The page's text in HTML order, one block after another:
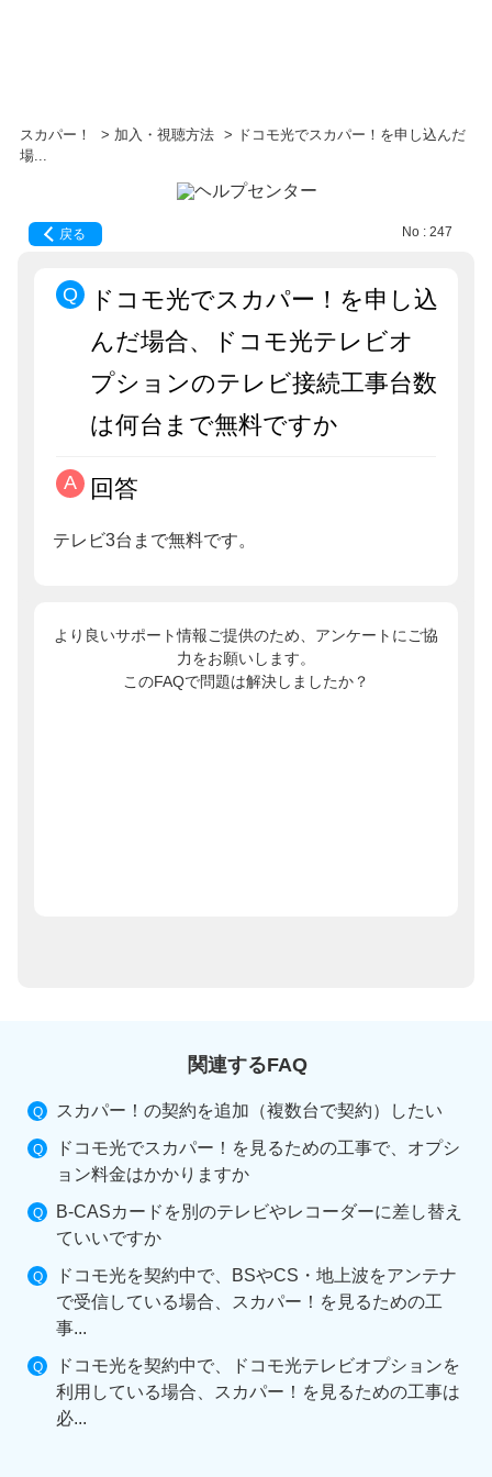
スカパー！ > 加入・視聴方法 > ドコモ光でスカパー！を申し込んだ
場...
戻る No : 247
ドコモ光でスカパー！を申し込
んだ場合、ドコモ光テレビオ
プションのテレビ接続工事台数
は何台まで無料ですか
回答
テレビ3台まで無料です。
より良いサポート情報ご提供のため、アンケートにご協
力をお願いします。
このFAQで問題は解決しましたか？
関連するFAQ
スカパー！の契約を追加（複数台で契約）したい
ドコモ光でスカパー！を見るための工事で、オプシ
ョン料金はかかりますか
B-CASカードを別のテレビやレコーダーに差し替え
ていいですか
ドコモ光を契約中で、BSやCS・地上波をアンテナ
で受信している場合、スカパー！を見るための工
事...
ドコモ光を契約中で、ドコモ光テレビオプションを
利用している場合、スカパー！を見るための工事は
必...